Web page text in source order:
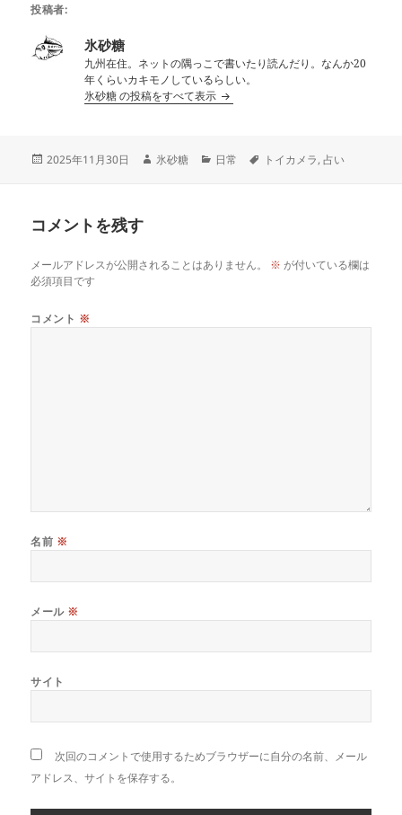
投稿者:
氷砂糖
九州在住。ネットの隅っこで書いたり読んだり。なんか20
年くらいカキモノしているらしい。
氷砂糖 の投稿をすべて表示
投
2025年11月30日
作
氷砂糖
カ
日常
タ
トイカメラ,占い
コメントを残す
メールアドレスが公開されることはありません。 ※ が付いている欄は
必須項目です
コメント ※
名前 ※
メール ※
サイト
次回のコメントで使用するためブラウザーに自分の名前、メール
アドレス、サイトを保存する。